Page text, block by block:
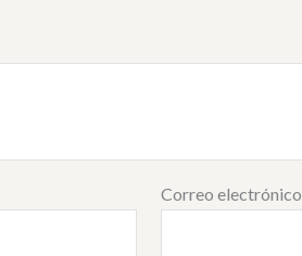
Correo electrónico